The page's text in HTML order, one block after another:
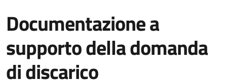
Documentazione a
supporto della domanda
di discarico